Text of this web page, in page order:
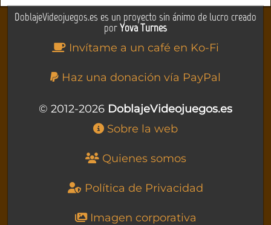
DoblajeVideojuegos.es es un proyecto sin ánimo de lucro creado
porYova Turnes
Invítame a un café en Ko-Fi
Haz una donación vía PayPal
© 2012-2026 DoblajeVideojuegos.es
Sobre la web
Quienes somos
Política de Privacidad
Imagen corporativa